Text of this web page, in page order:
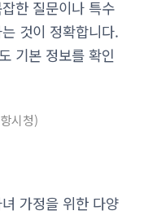
한 질문이나 특수
것이 정확합니다.
기본 정보를 확인
시청
가정을 위한 다양